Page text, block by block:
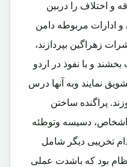
و اختلاف را دربین
و ادارات مربوطه دامن
زهراگین بپردازند،
و با نفوذ در اردو
نمایند وبه آنها درس
پراگنده ساختن
اشخاص، دسیسه وتوطئه
تخریبی دیگر شامل
بود که باشدت عملی